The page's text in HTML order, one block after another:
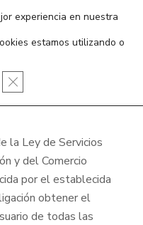
la Ley de Servicios
y del Comercio
por el establecida
obtener el
de todas las
experiencia en nuestra
estamos utilizando o
Cerrar el banner de cookies